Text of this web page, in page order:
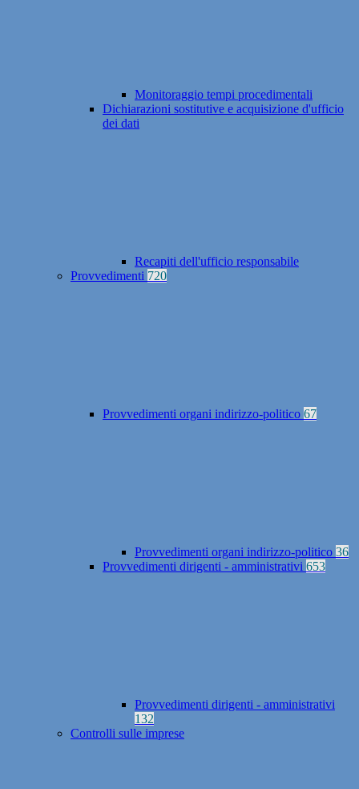
Monitoraggio tempi procedimentali
Dichiarazioni sostitutive e acquisizione d'ufficio
dei dati
Recapiti dell'ufficio responsabile
Provvedimenti 720
Provvedimenti organi indirizzo-politico 67
Provvedimenti organi indirizzo-politico 36
Provvedimenti dirigenti - amministrativi 653
Provvedimenti dirigenti - amministrativi
132
Controlli sulle imprese